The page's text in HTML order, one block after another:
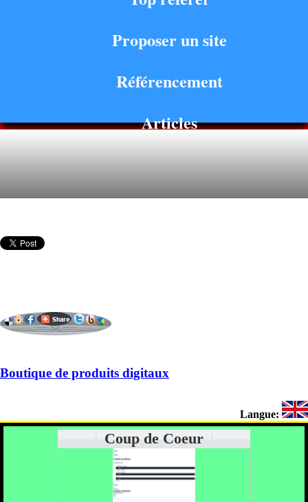
Proposer un site
Référencement
Articles
Boutique de produits digitaux
Langue:
Coup de Coeur